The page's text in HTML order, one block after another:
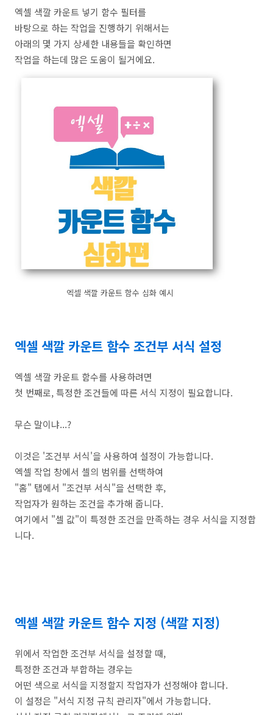
엑셀 색깔 카운트 넣기 함수 필터를
바탕으로 하는 작업을 진행하기 위해서는
아래의 몇 가지 상세한 내용들을 확인하면
작업을 하는데 많은 도움이 될거에요.
엑셀 색깔 카운트 함수 심화 예시
엑셀 색깔 카운트 함수 조건부 서식 설정
엑셀 색깔 카운트 함수를 사용하려면
첫 번째로, 특정한 조건들에 따른 서식 지정이 필요합니다.
무슨 말이냐...?
이것은 '조건부 서식'을 사용하여 설정이 가능합니다.
엑셀 작업 창에서 셀의 범위를 선택하여
"홈" 탭에서 "조건부 서식"을 선택한 후,
작업자가 원하는 조건을 추가해 줍니다.
여기에서 "셀 값"이 특정한 조건을 만족하는 경우 서식을 지정합
니다.
엑셀 색깔 카운트 함수 지정 (색깔 지정)
위에서 작업한 조건부 서식을 설정할 때,
특정한 조건과 부합하는 경우는
어떤 색으로 서식을 지정할지 작업자가 선정해야 합니다.
이 설정은 "서식 지정 규칙 관리자"에서 가능합니다.